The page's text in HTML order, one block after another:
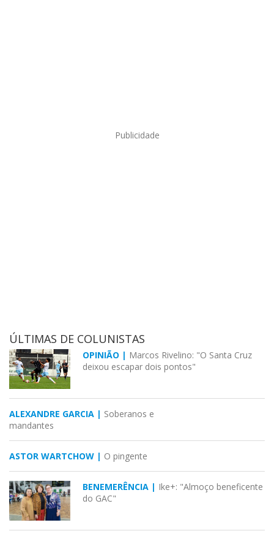
Publicidade
ÚLTIMAS DE COLUNISTAS
OPINIÃO | Marcos Rivelino: "O Santa Cruz
deixou escapar dois pontos"
ALEXANDRE GARCIA | Soberanos e
mandantes
ASTOR WARTCHOW | O pingente
BENEMERÊNCIA | Ike+: "Almoço beneficente
do GAC"